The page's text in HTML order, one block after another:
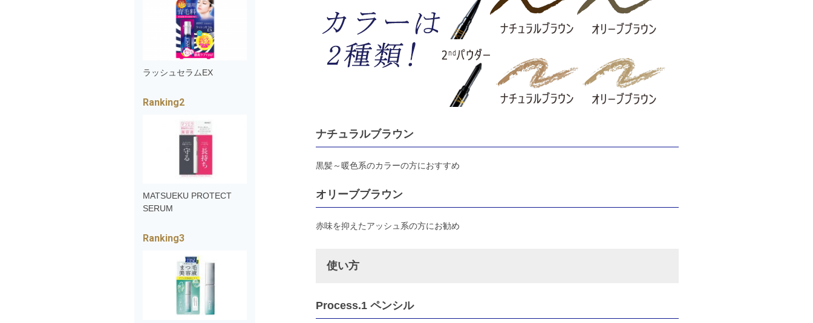
ナチュラルブラウン
黒髪～暖色系のカラーの方におすすめ
オリーブブラウン
赤味を抑えたアッシュ系の方にお勧め
使い方
Process.1 ペンシル
ラッシュセラムEX
MATSUEKU PROTECT
SERUM